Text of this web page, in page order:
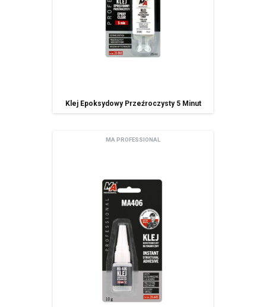
Klej Epoksydowy Przeźroczysty 5 Minut
MA PROFESSIONAL